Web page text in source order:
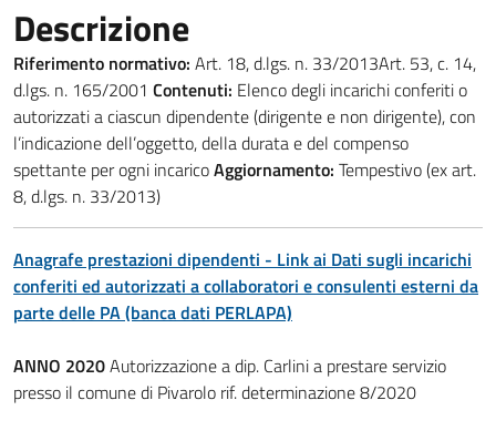
Descrizione
Riferimento normativo: Art. 18, d.lgs. n. 33/2013Art. 53, c. 14,
d.lgs. n. 165/2001 Contenuti: Elenco degli incarichi conferiti o
autorizzati a ciascun dipendente (dirigente e non dirigente), con
l’indicazione dell’oggetto, della durata e del compenso
spettante per ogni incaricoAggiornamento: Tempestivo (ex art.
8, d.lgs. n. 33/2013)
Anagrafe prestazioni dipendenti - Link ai Dati sugli incarichi
conferiti ed autorizzati a collaboratori e consulenti esterni da
parte delle PA (banca dati PERLAPA)
ANNO 2020Autorizzazione a dip. Carlini a prestare servizio
presso il comune di Pivarolo rif. determinazione 8/2020